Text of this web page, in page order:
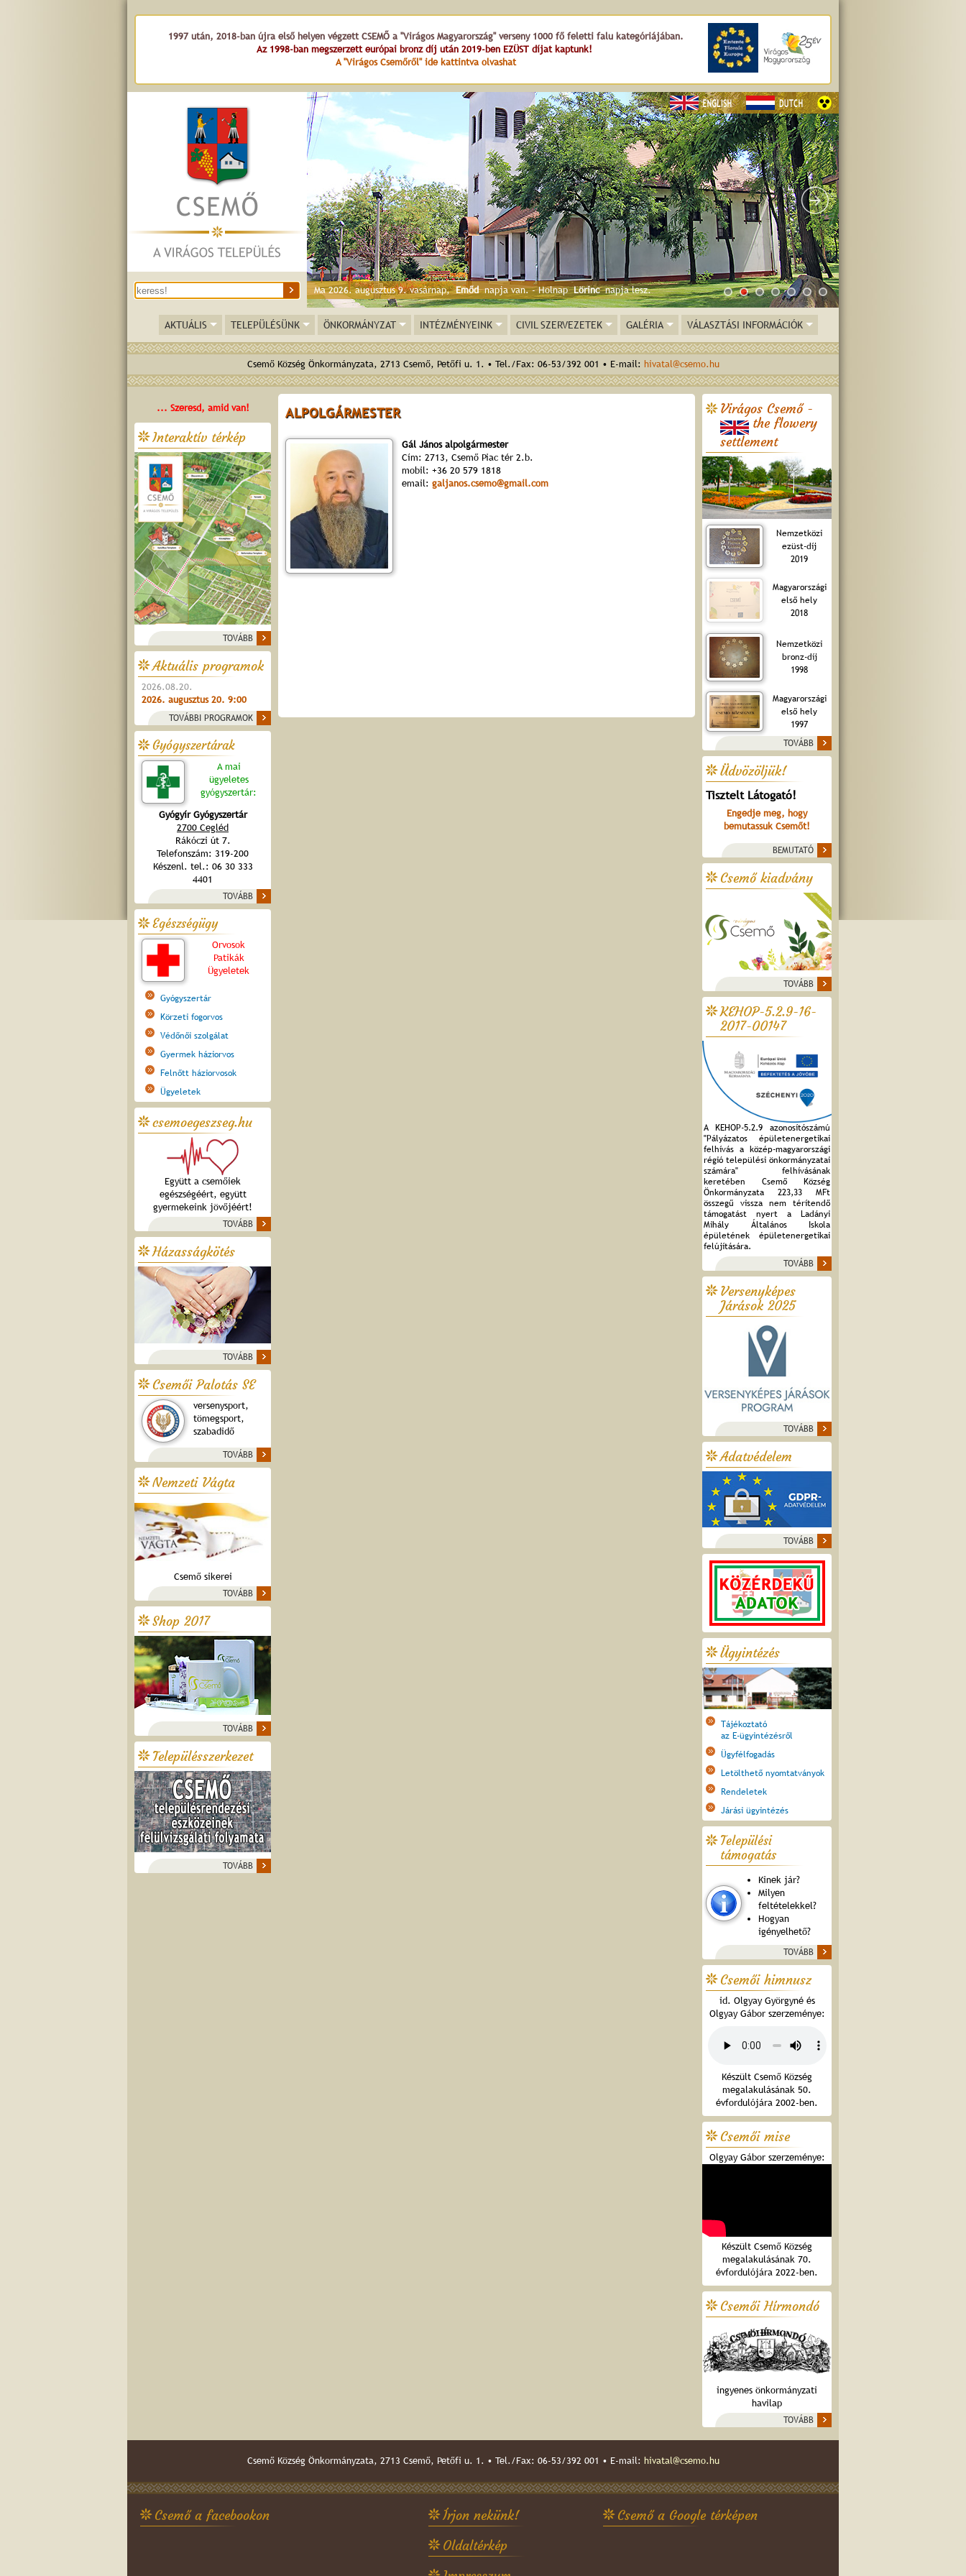
1997 után, 2018-ban újra első helyen végzett CSEMŐ a "Virágos Magyarország" verseny 1000 fő feletti falu kategóriájában.
Az 1998-ban megszerzett európai bronz díj után 2019-ben EZÜST díjat kaptunk!
A "Virágos Csemőről" ide kattintva olvashat
Ma 2026. augusztus 9. vasárnap, Emőd napja van. - Holnap Lörinc napja lesz.
Templom tér
AKTUÁLIS TELEPÜLÉSÜNK ÖNKORMÁNYZAT INTÉZMÉNYEINK CIVIL SZERVEZETEK GALÉRIA VÁLASZTÁSI INFORMÁCIÓK
Csemő Község Önkormányzata, 2713 Csemő, Petőfi u. 1. • Tel./Fax: 06-53/392 001 • E-mail: hivatal@csemo.hu
... Szeresd, amid van!
Interaktív térkép
TOVÁBB
Aktuális programok
2026.08.20.
2026. augusztus 20. 9:00
TOVÁBBI PROGRAMOK
Gyógyszertárak
A mai
ügyeletes
gyógyszertár:
Gyógyír Gyógyszertár
2700 Cegléd
Rákóczi út 7.
Telefonszám: 319-200
Készenl. tel.: 06 30 333
4401
TOVÁBB
Egészségügy
Orvosok
Patikák
Ügyeletek
Gyógyszertár
Körzeti fogorvos
Védőnői szolgálat
Gyermek háziorvos
Felnőtt háziorvosok
Ügyeletek
csemoegeszseg.hu
Együtt a csemőiek
egészségéért, együtt
gyermekeink jövőjéért!
TOVÁBB
Házasságkötés
TOVÁBB
Csemői Palotás SE
versenysport,
tömegsport,
szabadidő
TOVÁBB
Nemzeti Vágta
Csemő sikerei
TOVÁBB
Shop 2017
TOVÁBB
Településszerkezet
TOVÁBB
ALPOLGÁRMESTER
Gál János alpolgármester
Cím: 2713, Csemő Piac tér 2.b.
mobil: +36 20 579 1818
email: galjanos.csemo@gmail.com
Virágos Csemő -
the flowery
settlement
Nemzetközi
ezüst-díj
2019
Magyarországi
első hely
2018
Nemzetközi
bronz-díj
1998
Magyarországi
első hely
1997
TOVÁBB
Üdvözöljük!
Tisztelt Látogató!
Engedje meg, hogy
bemutassuk Csemőt!
BEMUTATÓ
Csemő kiadvány
TOVÁBB
KEHOP-5.2.9-16-
2017-00147
A KEHOP-5.2.9 azonosítószámú
"Pályázatos épületenergetikai
felhívás a közép-magyarországi
régió települési önkormányzatai
számára" felhívásának
keretében Csemő Község
Önkormányzata 223,33 MFt
összegű vissza nem térítendő
támogatást nyert a Ladányi
Mihály Általános Iskola
épületének épületenergetikai
felújítására.
TOVÁBB
Versenyképes
Járások 2025
TOVÁBB
Adatvédelem
TOVÁBB
Ügyintézés
Tájékoztató
az E-ügyintézésről
Ügyfélfogadás
Letölthető nyomtatványok
Rendeletek
Járási ügyintézés
Települési
támogatás
Kinek jár?
Milyen
feltételekkel?
Hogyan
igényelhető?
TOVÁBB
Csemői himnusz
id. Olgyay Györgyné és
Olgyay Gábor szerzeménye:
Készült Csemő Község
megalakulásának 50.
évfordulójára 2002-ben.
Csemői mise
Olgyay Gábor szerzeménye:
Készült Csemő Község
megalakulásának 70.
évfordulójára 2022-ben.
Csemői Hírmondó
ingyenes önkormányzati
havilap
TOVÁBB
Csemő Község Önkormányzata, 2713 Csemő, Petőfi u. 1. • Tel./Fax: 06-53/392 001 • E-mail: hivatal@csemo.hu
Csemő a facebookon
Írjon nekünk!
Oldaltérkép
Csemő a Google térképen